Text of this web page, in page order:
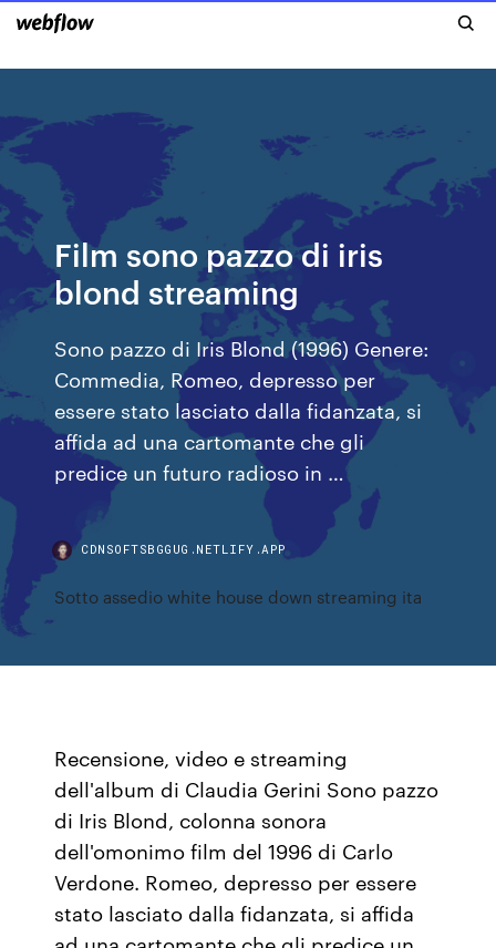
Film sono pazzo di iris
blond streaming
Sono pazzo di Iris Blond (1996) Genere:
Commedia, Romeo, depresso per
essere stato lasciato dalla fidanzata, si
affida ad una cartomante che gli
predice un futuro radioso in …
CDNSOFTSBGGUG.NETLIFY.APP
Sotto assedio white house down streaming ita
Recensione, video e streaming
dell'album di Claudia Gerini Sono pazzo
di Iris Blond, colonna sonora
dell'omonimo film del 1996 di Carlo
Verdone. Romeo, depresso per essere
stato lasciato dalla fidanzata, si affida